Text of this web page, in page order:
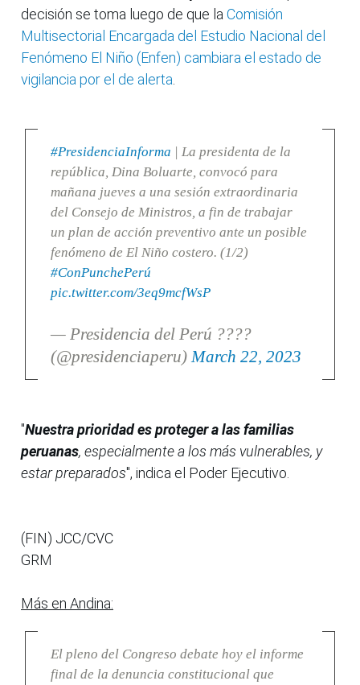
decisión se toma luego de que la Comisión
Multisectorial Encargada del Estudio Nacional del
Fenómeno El Niño (Enfen) cambiara el estado de
vigilancia por el de alerta
#PresidenciaInforma | La presidenta de la
república, Dina Boluarte, convocó para
mañana jueves a una sesión extraordinaria
del Consejo de Ministros, a fin de trabajar
un plan de acción preventivo ante un posible
fenómeno de El Niño costero. (1/2)
#ConPunchePerú
pic.twitter.com/3eq9mcfWsP
— Presidencia del Perú ????
(@presidenciaperu) March 22, 2023
"Nuestra prioridad es proteger a las familias
peruanas, especialmente a los más vulnerables, y
estar preparados", indica el Poder Ejecutivo.
(FIN) JCC/CVC
GRM
Más en Andina:
El pleno del Congreso debate hoy el informe
final de la denuncia constitucional que